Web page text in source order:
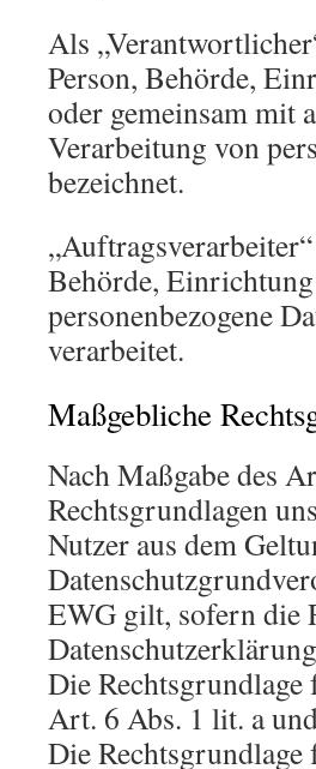
Als
Person, Behörde,
oder gemeinsam mit
Verarbeitung von
bezeichnet.
Behörde,
personenbezogene
verarbeitet.
Maßgebliche
Nach Maßgabe des
Rechtsgrundlagen
Nutzer aus dem
EWG gilt, sofern die
Die
Art. 6 Abs. 1 lit. a
Die